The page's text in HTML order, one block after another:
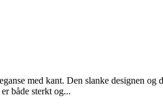
med kant. Den slanke designen
både sterkt og...